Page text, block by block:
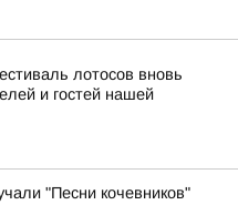
лотосов вновь
и гостей нашей
"Песни кочевников"